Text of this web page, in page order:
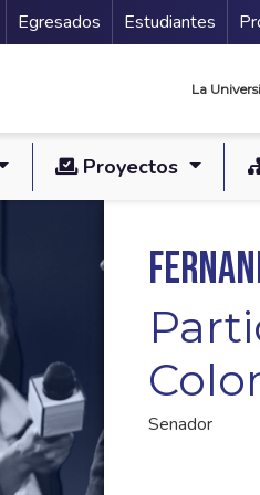
Secundario
Egresados Estudiantes
La
Proyectos
Senador